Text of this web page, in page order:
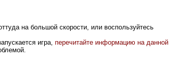
на большой скорости, или воспользуйтесь
игра, перечитайте информацию на данной